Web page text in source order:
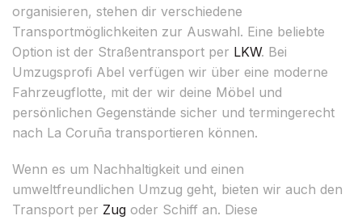
organisieren, stehen dir verschiedene
Transportmöglichkeiten zur Auswahl. Eine beliebte
Option ist der Straßentransport per LKW. Bei
Umzugsprofi Abel verfügen wir über eine moderne
Fahrzeugflotte, mit der wir deine Möbel und
persönlichen Gegenstände sicher und termingerecht
nach La Coruña transportieren können.
Wenn es um Nachhaltigkeit und einen
umweltfreundlichen Umzug geht, bieten wir auch den
Transport per Zug oder Schiff an. Diese